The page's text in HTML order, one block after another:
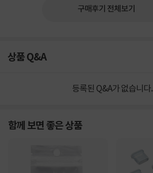
구매후기 전체보기
상품 Q&A
등록된 Q&A가 없습니다.
함께 보면 좋은 상품